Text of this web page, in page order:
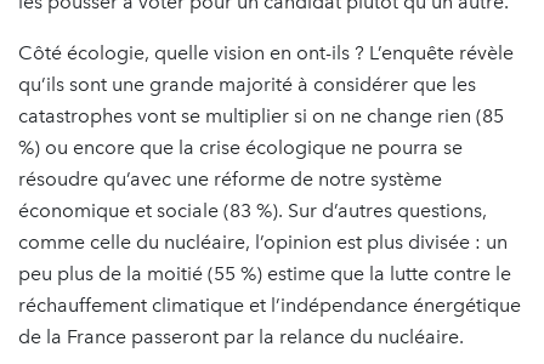
Côté écologie, quelle vision en ont-ils ? L’enquête révèle
qu’ils sont une grande majorité à considérer que les
catastrophes vont se multiplier si on ne change rien (85
%) ou encore que la crise écologique ne pourra se
résoudre qu’avec une réforme de notre système
économique et sociale (83 %). Sur d’autres questions,
comme celle du nucléaire, l’opinion est plus divisée : un
peu plus de la moitié (55 %) estime que la lutte contre le
réchauffement climatique et l’indépendance énergétique
de la France passeront par la relance du nucléaire.